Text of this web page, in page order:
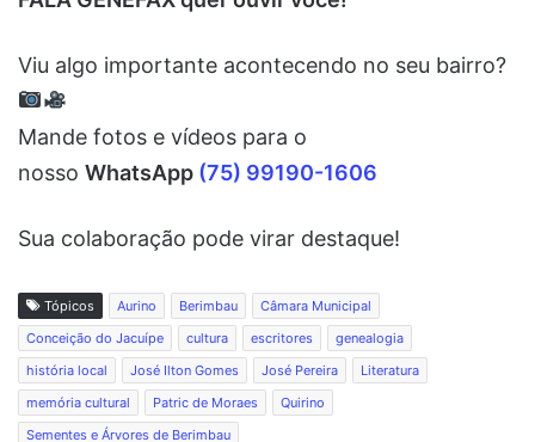
Viu algo importante acontecendo no seu bairro?
Mande fotos e vídeos para o
nosso WhatsApp (75) 99190-1606
Sua colaboração pode virar destaque!
Tópicos Aurino Berimbau
Câmara Municipal
Conceição do Jacuípe
cultura escritores
genealogia
história local
José Ilton Gomes José Pereira
Literatura
memória cultural
Patric de Moraes
Quirino
Sementes e Árvores de Berimbau